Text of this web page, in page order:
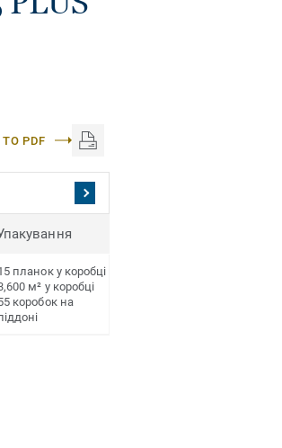
TO PDF
планок у коробці
м² у коробці
коробок на